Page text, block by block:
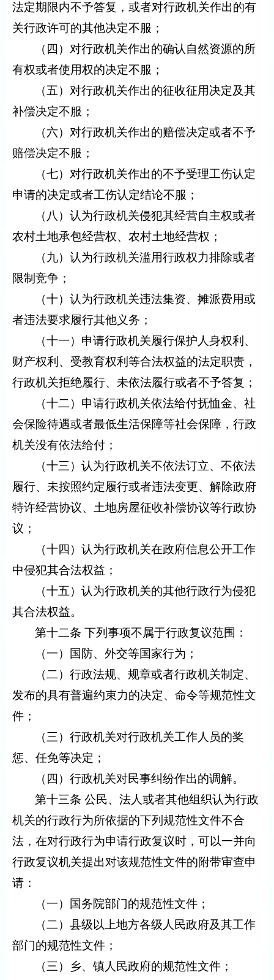
法定期限内不予答复，或者对行政机关作出的有
关行政许可的其他决定不服；
（四）对行政机关作出的确认自然资源的所
有权或者使用权的决定不服；
（五）对行政机关作出的征收征用决定及其
补偿决定不服；
（六）对行政机关作出的赔偿决定或者不予
赔偿决定不服；
（七）对行政机关作出的不予受理工伤认定
申请的决定或者工伤认定结论不服；
（八）认为行政机关侵犯其经营自主权或者
农村土地承包经营权、农村土地经营权；
（九）认为行政机关滥用行政权力排除或者
限制竞争；
（十）认为行政机关违法集资、摊派费用或
者违法要求履行其他义务；
（十一）申请行政机关履行保护人身权利、
财产权利、受教育权利等合法权益的法定职责，
行政机关拒绝履行、未依法履行或者不予答复；
（十二）申请行政机关依法给付抚恤金、社
会保险待遇或者最低生活保障等社会保障，行政
机关没有依法给付；
（十三）认为行政机关不依法订立、不依法
履行、未按照约定履行或者违法变更、解除政府
特许经营协议、土地房屋征收补偿协议等行政协
议；
（十四）认为行政机关在政府信息公开工作
中侵犯其合法权益；
（十五）认为行政机关的其他行政行为侵犯
其合法权益。
第十二条 下列事项不属于行政复议范围：
（一）国防、外交等国家行为；
（二）行政法规、规章或者行政机关制定、
发布的具有普遍约束力的决定、命令等规范性文
件；
（三）行政机关对行政机关工作人员的奖
惩、任免等决定；
（四）行政机关对民事纠纷作出的调解。
第十三条 公民、法人或者其他组织认为行政
机关的行政行为所依据的下列规范性文件不合
法，在对行政行为申请行政复议时，可以一并向
行政复议机关提出对该规范性文件的附带审查申
请：
（一）国务院部门的规范性文件；
（二）县级以上地方各级人民政府及其工作
部门的规范性文件；
（三）乡、镇人民政府的规范性文件；